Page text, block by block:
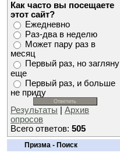
Как часто вы посещаете
этот сайт?
Ежедневно
Раз-два в неделю
Может пару раз в
месяц
Первый раз, но загляну
еще
Первый раз, и больше
не приду
Результаты
Архив
опросов
Всего ответов: 505
Призма - Поиск